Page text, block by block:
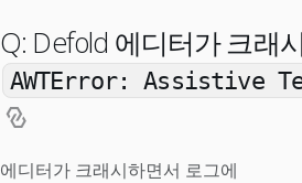
Q: Defold 에디터가 크래
AWTError: Assistive
에디터가 크래시하면서 로그에